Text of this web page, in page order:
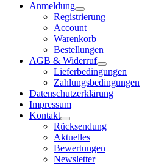
Anmeldung
Registrierung
Account
Warenkorb
Bestellungen
AGB & Widerruf
Lieferbedingungen
Zahlungsbedingungen
Datenschutzerklärung
Impressum
Kontakt
Rücksendung
Aktuelles
Bewertungen
Newsletter